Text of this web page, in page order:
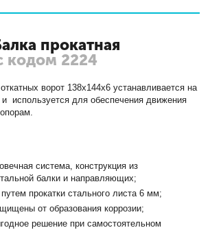
прокатная
кодом 2224
ворот 138х144х6 устанавливается на
используется для обеспечения движения
система, конструкция из
балки и направляющих;
путем прокатки стального листа 6 мм;
от образования коррозии;
решение при самостоятельном